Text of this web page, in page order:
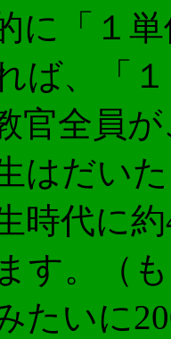
に「１
ば、「
官全員
はだい
時代に
す。（
たいに